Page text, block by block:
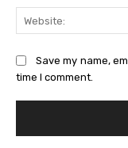
Save my name,
time I comment.